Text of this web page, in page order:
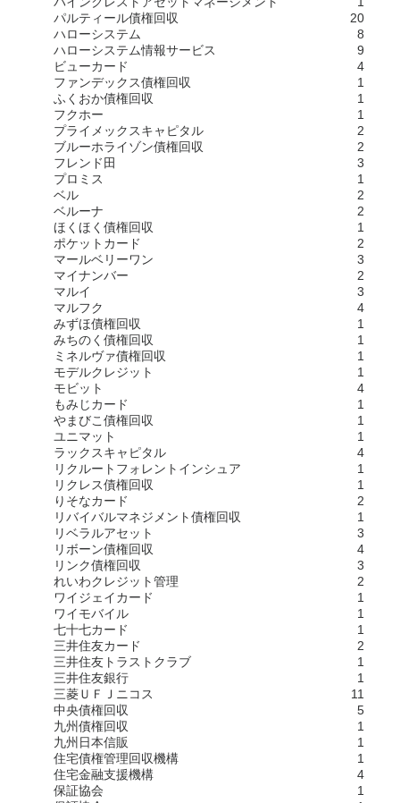
パルティール債権回収
20
ハローシステム
8
ハローシステム情報サービス
9
ビューカード
4
ファンデックス債権回収
1
ふくおか債権回収
1
フクホー
1
プライメックスキャピタル
2
ブルーホライゾン債権回収
2
フレンド田
3
プロミス
1
ベル
2
ベルーナ
2
ほくほく債権回収
1
ポケットカード
2
マールベリーワン
3
マイナンバー
2
マルイ
3
マルフク
4
みずほ債権回収
1
みちのく債権回収
1
ミネルヴァ債権回収
1
モデルクレジット
1
モビット
4
もみじカード
1
やまびこ債権回収
1
ユニマット
1
ラックスキャピタル
4
リクルートフォレントインシュア
1
リクレス債権回収
1
りそなカード
2
リバイバルマネジメント債権回収
1
リベラルアセット
3
リボーン債権回収
4
リンク債権回収
3
れいわクレジット管理
2
ワイジェイカード
1
ワイモバイル
1
七十七カード
1
三井住友カード
2
三井住友トラストクラブ
1
三井住友銀行
1
三菱ＵＦＪニコス
11
中央債権回収
5
九州債権回収
1
九州日本信販
1
住宅債権管理回収機構
1
住宅金融支援機構
4
保証協会
1